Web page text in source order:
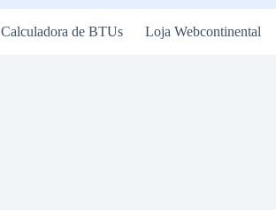
Calculadora de BTUs Loja Webcontinental